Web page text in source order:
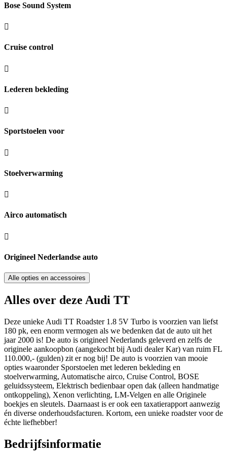
Bose Sound System
Cruise control
Lederen bekleding
Sportstoelen voor
Stoelverwarming
Airco automatisch
Origineel Nederlandse auto
Alle opties en accessoires
Alles over deze Audi TT
Deze unieke Audi TT Roadster 1.8 5V Turbo is voorzien van liefst
180 pk, een enorm vermogen als we bedenken dat de auto uit het
jaar 2000 is! De auto is origineel Nederlands geleverd en zelfs de
originele aankoopbon (aangekocht bij Audi dealer Kar) van ruim FL
110.000,- (gulden) zit er nog bij! De auto is voorzien van mooie
opties waaronder Sporstoelen met lederen bekleding en
stoelverwarming, Automatische airco, Cruise Control, BOSE
geluidssysteem, Elektrisch bedienbaar open dak (alleen handmatige
ontkoppeling), Xenon verlichting, LM-Velgen en alle Originele
boekjes en sleutels. Daarnaast is er ook een taxatierapport aanwezig
én diverse onderhoudsfacturen. Kortom, een unieke roadster voor de
échte liefhebber!
Bedrijfsinformatie